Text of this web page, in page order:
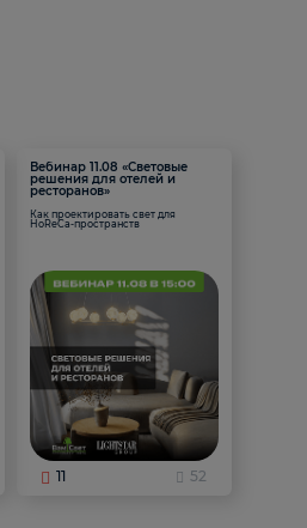
Вебинар 11.08 «Световые
решения для отелей и
ресторанов»
Как проектировать свет для
HoReCa-пространств
11 52